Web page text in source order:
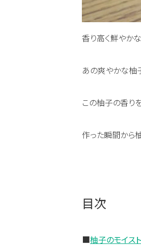
香り高く鮮やか
あの爽やかな柚
この柚子の香り
作った瞬間から
目次
■柚子のモイス